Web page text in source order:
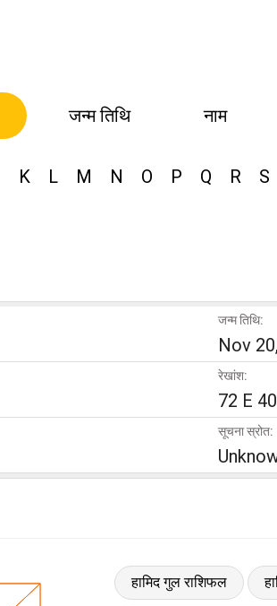
जन्म तिथि नाम
K L M N O P Q R S
जन्म तिथि:
Nov
रेखांश:
72 E 40
सूचना स्रोत:
हामिद गुल राशिफल